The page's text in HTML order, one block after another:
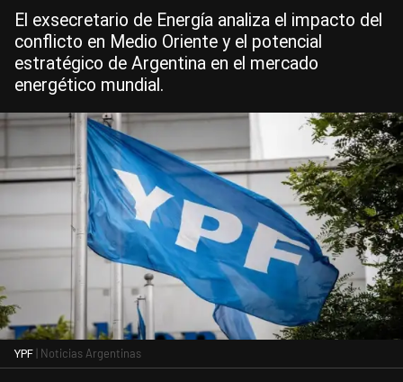
El exsecretario de Energía analiza el impacto del
conflicto en Medio Oriente y el potencial
estratégico de Argentina en el mercado
energético mundial.
YPF | Noticias Argentinas